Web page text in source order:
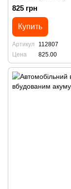
825 грн
Купить
Артикул
112807
Цена
825.00